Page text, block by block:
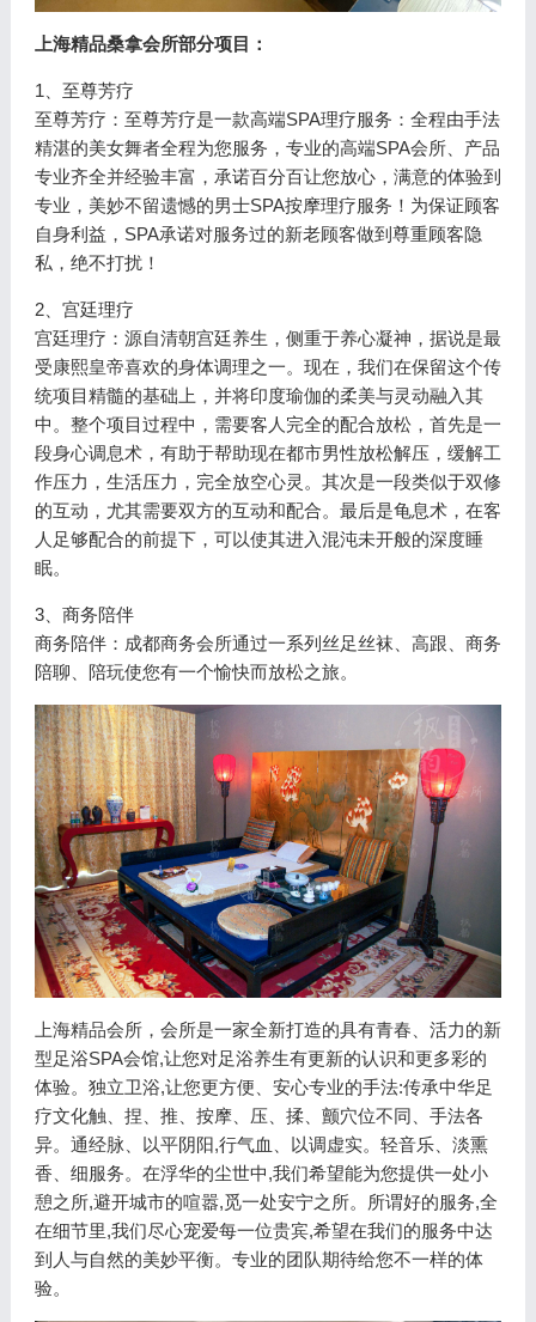
上海精品桑拿会所部分项目：
1、至尊芳疗
至尊芳疗：至尊芳疗是一款高端SPA理疗服务：全程由手法
精湛的美女舞者全程为您服务，专业的高端SPA会所、产品
专业齐全并经验丰富，承诺百分百让您放心，满意的体验到
专业，美妙不留遗憾的男士SPA按摩理疗服务！为保证顾客
自身利益，SPA承诺对服务过的新老顾客做到尊重顾客隐
私，绝不打扰！
2、宫廷理疗
宫廷理疗：源自清朝宫廷养生，侧重于养心凝神，据说是最
受康熙皇帝喜欢的身体调理之一。现在，我们在保留这个传
统项目精髓的基础上，并将印度瑜伽的柔美与灵动融入其
中。整个项目过程中，需要客人完全的配合放松，首先是一
段身心调息术，有助于帮助现在都市男性放松解压，缓解工
作压力，生活压力，完全放空心灵。其次是一段类似于双修
的互动，尤其需要双方的互动和配合。最后是龟息术，在客
人足够配合的前提下，可以使其进入混沌未开般的深度睡
眠。
3、商务陪伴
商务陪伴：成都商务会所通过一系列丝足丝袜、高跟、商务
陪聊、陪玩使您有一个愉快而放松之旅。
上海精品会所，会所是一家全新打造的具有青春、活力的新
型足浴SPA会馆,让您对足浴养生有更新的认识和更多彩的
体验。独立卫浴,让您更方便、安心专业的手法:传承中华足
疗文化触、捏、推、按摩、压、揉、颤穴位不同、手法各
异。通经脉、以平阴阳,行气血、以调虚实。轻音乐、淡熏
香、细服务。在浮华的尘世中,我们希望能为您提供一处小
憩之所,避开城市的喧嚣,觅一处安宁之所。所谓好的服务,全
在细节里,我们尽心宠爱每一位贵宾,希望在我们的服务中达
到人与自然的美妙平衡。专业的团队期待给您不一样的体
验。